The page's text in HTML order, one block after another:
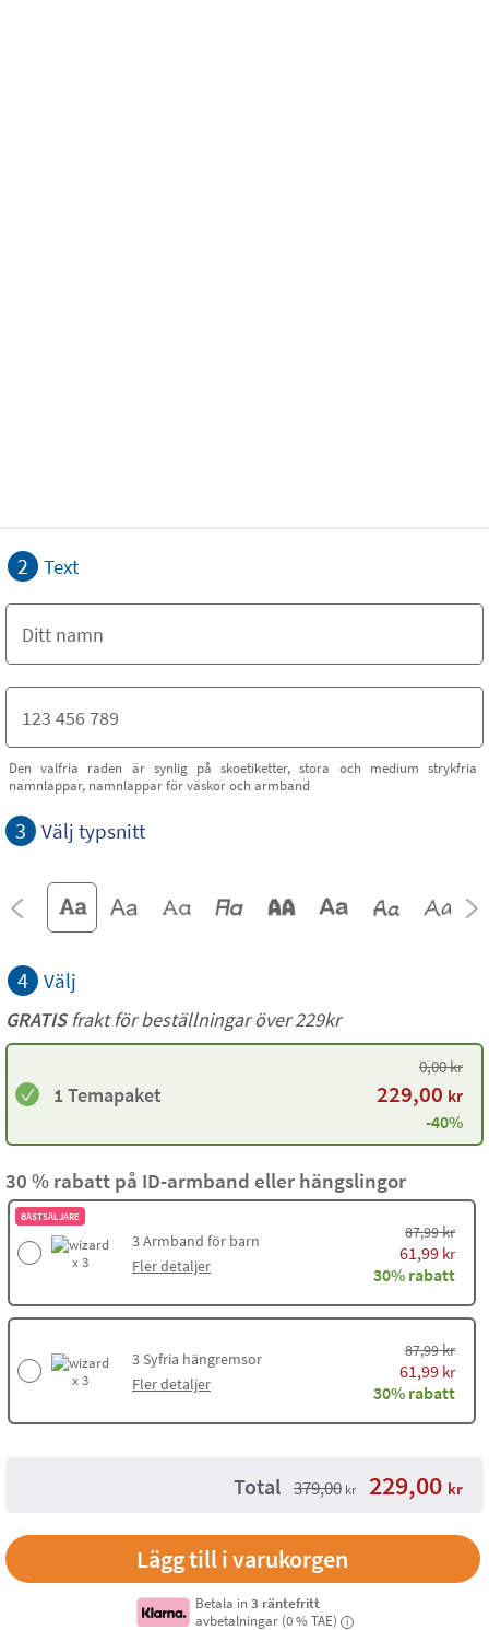
2 Text
Den valfria raden är synlig på skoetiketter, stora och medium strykfria
namnlappar, namnlappar för väskor och armband
3 Välj typsnitt
4 Välj
GRATISfrakt för beställningar över 229kr
1 Temapaket
0,00kr
229,00 kr
-40%
30 % rabatt på ID-armband eller hängslingor
BÄSTSÄLJARE
x 3
3Armband för barn
Fler detaljer
87,99kr
61,99 kr
30% rabatt
x 3
3Syfria hängremsor
Fler detaljer
87,99kr
61,99 kr
30% rabatt
Total 379,00 kr 229,00 kr
Lägg till i varukorgen
Betala in 3 räntefritt
avbetalningar (0 % TAE)
i